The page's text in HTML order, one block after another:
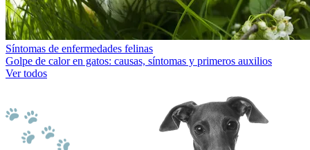
Síntomas de enfermedades felinas
Golpe de calor en gatos: causas, síntomas y primeros auxilios
Ver todos